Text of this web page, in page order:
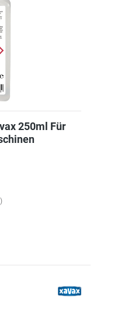
250ml Für